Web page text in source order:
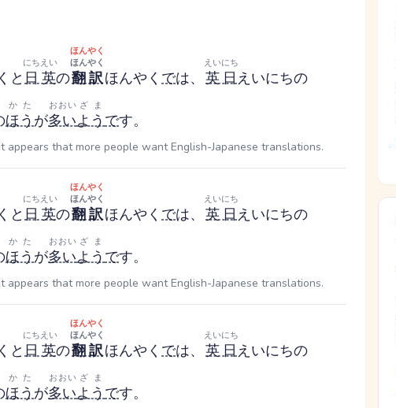
と日英
にちえい
の翻訳
ほんやく
ほんやく
ほんやく では、 英日
えいにち
えいにちの
ほう
かた
が多い
おおい
よう
ざま
です。
appears that more people want English-Japanese translations.
と日英
にちえい
の翻訳
ほんやく
ほんやく
ほんやく では、 英日
えいにち
えいにちの
ほう
かた
が多い
おおい
よう
ざま
です。
appears that more people want English-Japanese translations.
と日英
にちえい
の翻訳
ほんやく
ほんやく
ほんやく では、 英日
えいにち
えいにちの
ほう
かた
が多い
おおい
よう
ざま
です。